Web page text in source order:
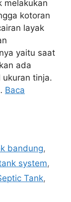
melakukan
kotoran
layak
yaitu saat
ada
tinja.
Baca
bandung,
system,
Tank,